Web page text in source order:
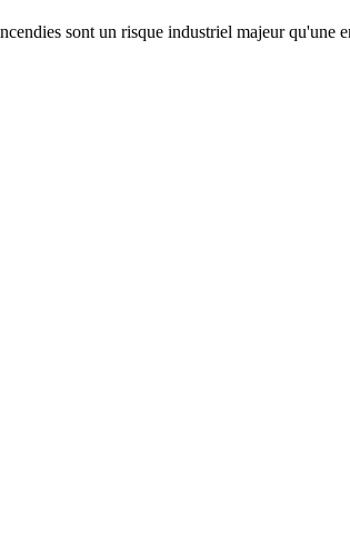
sont un risque industriel majeur